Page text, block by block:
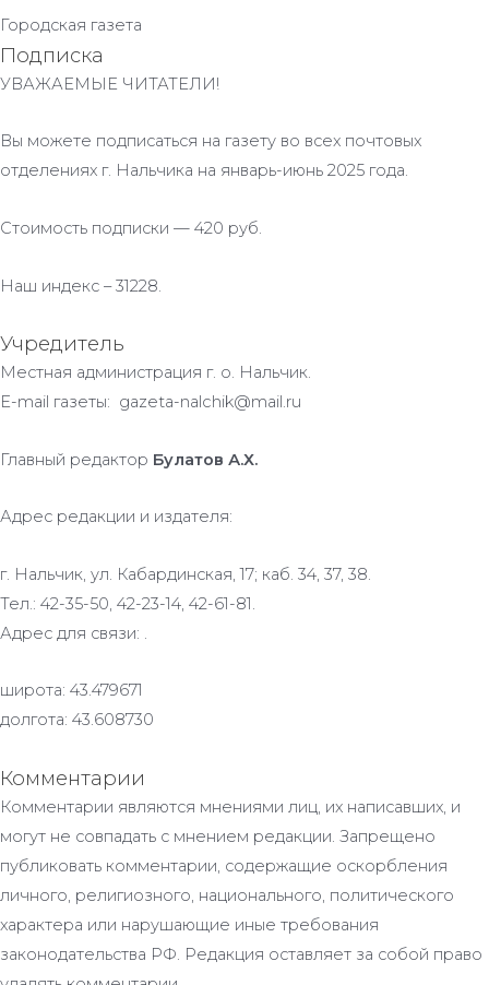
Городская газета
Подписка
УВАЖАЕМЫЕ ЧИТАТЕЛИ!
Вы можете подписаться на газету во всех почтовых
отделениях г. Нальчика на январь-июнь 2025 года.
Стоимость подписки — 420 руб.
Наш индекс – 31228.
Учредитель
Местная администрация г. о. Нальчик.
E-mail газеты: gazeta-nalchik@mail.ru
Главный редактор Булатов А.Х.
Адрес редакции и издателя:
г. Нальчик, ул. Кабардинская, 17; каб. 34, 37, 38.
Тел.: 42-35-50, 42-23-14, 42-61-81.
Адрес для связи: .
широта: 43.479671
долгота: 43.608730
Комментарии
Комментарии являются мнениями лиц, их написавших, и
могут не совпадать с мнением редакции. Запрещено
публиковать комментарии, содержащие оскорбления
личного, религиозного, национального, политического
характера или нарушающие иные требования
законодательства РФ. Редакция оставляет за собой право